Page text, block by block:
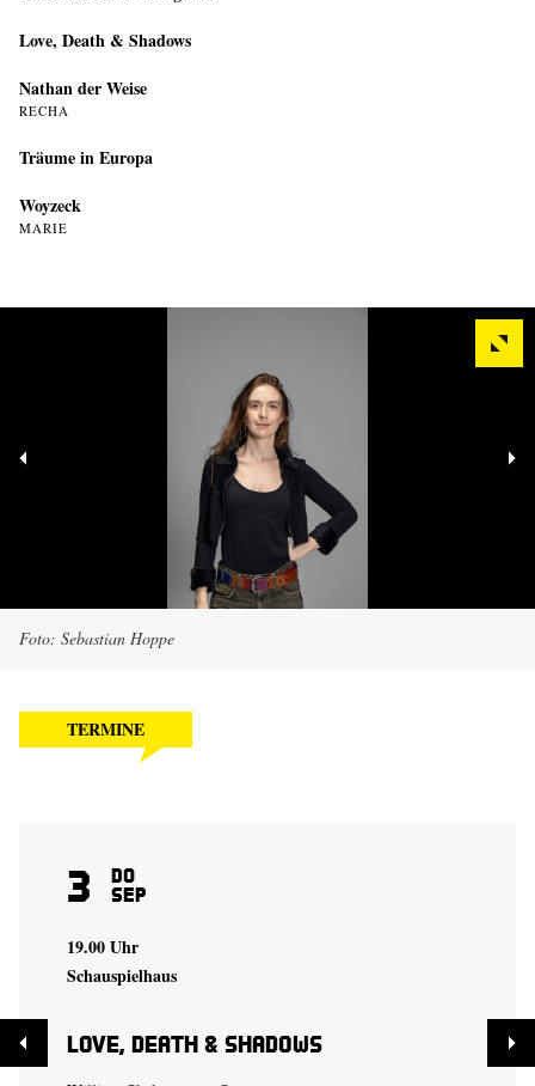
Love, Death & Shadows
Nathan der Weise
RECHA
Träume in Europa
Woyzeck
MARIE
Foto: Sebastian Hoppe
TERMINE
3 Do
Sep
19.00 Uhr
Schauspielhaus
Love, Death & Shadows